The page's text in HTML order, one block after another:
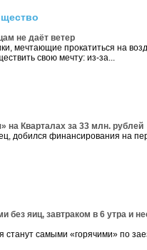
не даёт ветер
мечтающие прокатиться на
свою мечту: из-за...
на Кварталах за 33 млн. рублей
добился финансирования на
без яиц, завтраком в 6 утра и
станут самыми «горячими» по